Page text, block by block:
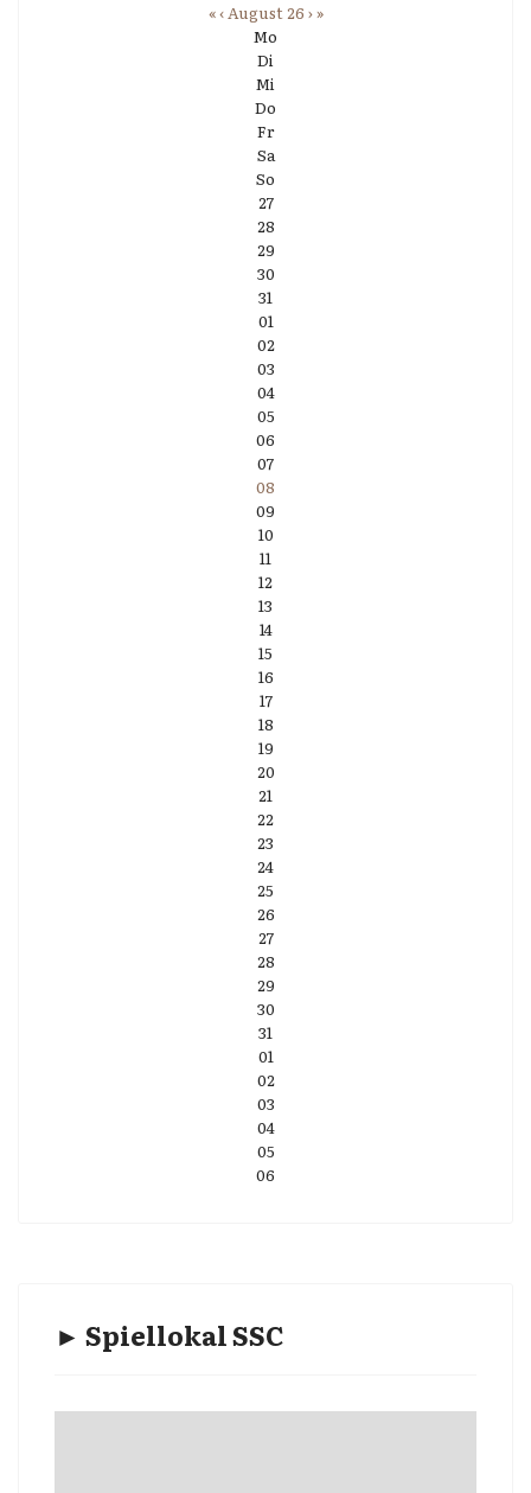
«‹August 26 ›»
Mo
Di
Mi
Do
Fr
Sa
So
27
28
29
30
31
01
02
03
04
05
06
07
08
09
10
11
12
13
14
15
16
17
18
19
20
21
22
23
24
25
26
27
28
29
30
31
01
02
03
04
05
06
► Spiellokal SSC